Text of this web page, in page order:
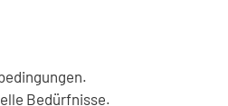
Bedürfnisse.